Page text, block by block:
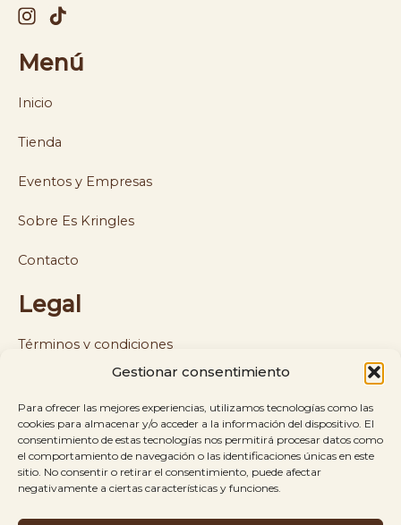
Gestionar consentimiento
Para ofrecer las mejores experiencias, utilizamos tecnologías como las
cookies para almacenar y/o acceder a la información del dispositivo. El
consentimiento de estas tecnologías nos permitirá procesar datos como
el comportamiento de navegación o las identificaciones únicas en este
sitio. No consentir o retirar el consentimiento, puede afectar
negativamente a ciertas características y funciones.
Menú
Inicio
Tienda
Eventos y Empresas
Sobre Es Kringles
Contacto
Legal
Términos y condiciones
Política de envíos y reembolsos
Aviso legal